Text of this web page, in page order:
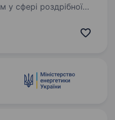
у сфері роздрібної